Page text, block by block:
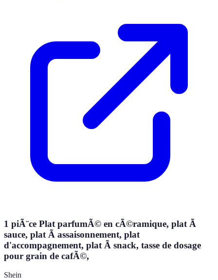
1 piÃ¨ce Plat parfumÃ© en cÃ©ramique, plat Ã
sauce, plat Ã assaisonnement, plat
d'accompagnement, plat Ã snack, tasse de dosage
pour grain de cafÃ©,
Shein